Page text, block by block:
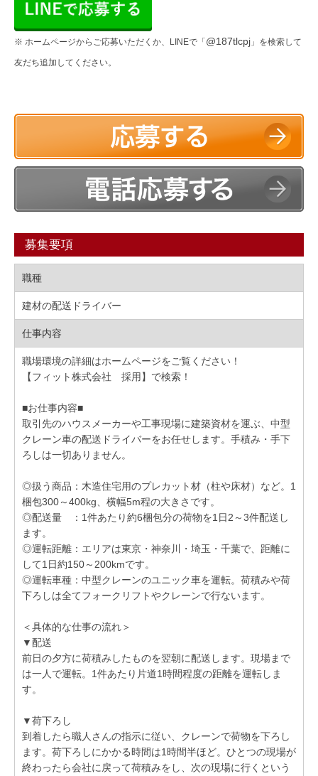
※ ホームページからご応募いただくか、LINEで「 @187tlcpj 」を検索して
友だち追加してください。
募集要項
職種
建材の配送ドライバー
仕事内容
職場環境の詳細はホームページをご覧ください！
【フィット株式会社 採用】で検索！
■お仕事内容■
取引先のハウスメーカーや工事現場に建築資材を運ぶ、中型
クレーン車の配送ドライバーをお任せします。手積み・手下
ろしは一切ありません。
◎扱う商品：木造住宅用のプレカット材（柱や床材）など。1
梱包300～400kg、横幅5m程の大きさです。
◎配送量 ：1件あたり約6梱包分の荷物を1日2～3件配送し
ます。
◎運転距離：エリアは東京・神奈川・埼玉・千葉で、距離に
して1日約150～200kmです。
◎運転車種：中型クレーンのユニック車を運転。荷積みや荷
下ろしは全てフォークリフトやクレーンで行ないます。
＜具体的な仕事の流れ＞
▼配送
前日の夕方に荷積みしたものを翌朝に配送します。現場まで
は一人で運転。1件あたり片道1時間程度の距離を運転しま
す。
▼荷下ろし
到着したら職人さんの指示に従い、クレーンで荷物を下ろし
ます。荷下ろしにかかる時間は1時間半ほど。ひとつの現場が
終わったら会社に戻って荷積みをし、次の現場に行くという